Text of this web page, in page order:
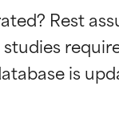
Rest